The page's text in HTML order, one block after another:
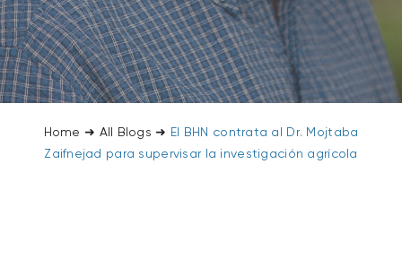
Home ➜ All Blogs ➜ El BHN contrata al Dr. Mojtaba
Zaifnejad para supervisar la investigación agrícola